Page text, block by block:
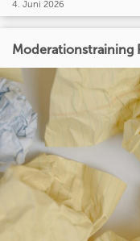
4. Juni 2026
Moderationstraining